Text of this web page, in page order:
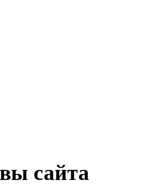
сайта